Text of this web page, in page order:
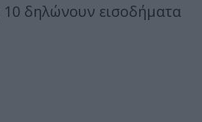
δηλώνουν εισοδήματα